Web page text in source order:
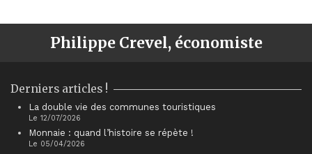
Philippe Crevel, économiste
Derniers articles !
La double vie des communes touristiques
Le 12/07/2026
Monnaie : quand l’histoire se répète !
Le 05/04/2026